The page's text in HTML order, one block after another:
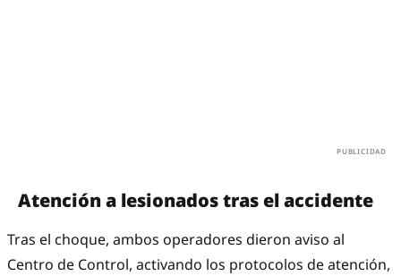
Atención a lesionados tras el accidente
Tras el choque, ambos operadores dieron aviso al
Centro de Control, activando los protocolos de atención,